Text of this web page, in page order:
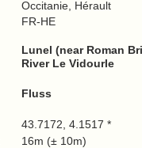
Occitanie, Hérault
FR-HE
Lunel (near Roman
River Le Vidourle
Fluss
43.7172, 4.1517 *
16m (± 10m)